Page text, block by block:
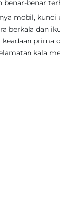
benar
mobil, kunci
berkala dan
prima
kala